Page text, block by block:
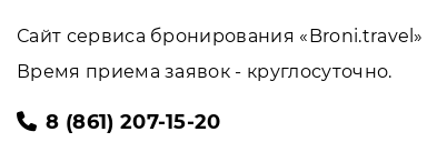
Сайт сервиса бронирования «Broni.travel»
Время приема заявок - круглосуточно.
8 (861) 207-15-20